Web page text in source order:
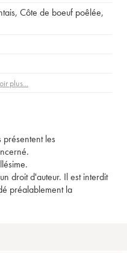
, Côte de boeuf poêlée,
plus...
présentent les
droit d'auteur. Il est interdit
préalablement la